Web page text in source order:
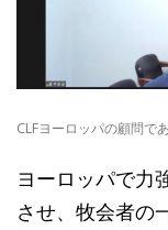
CLFヨーロッパの顧問で
ヨーロッパで力
させ、牧会者の